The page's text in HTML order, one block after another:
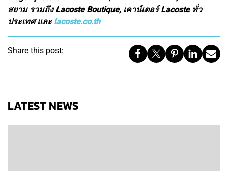
สยาม รวมถึง Lacoste Boutique, เคาน์เตอร์ Lacoste ทั่ว
ประเทศ และ lacoste.co.th
Share this post:
LATEST NEWS